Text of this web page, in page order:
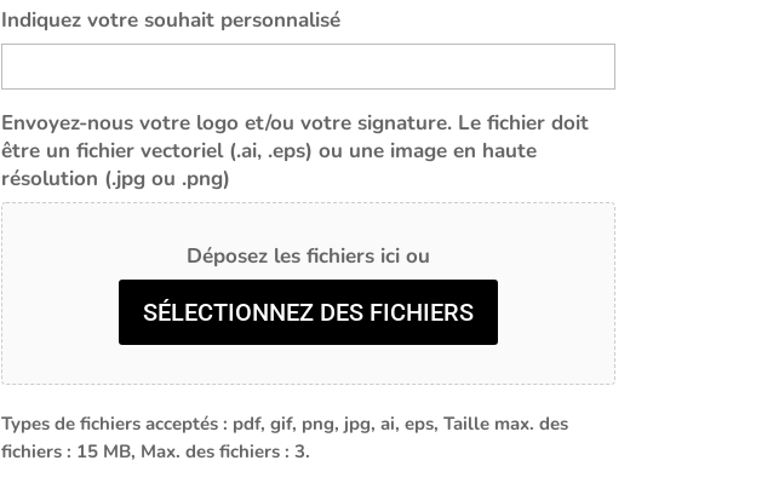
Indiquez votre souhait personnalisé
Envoyez-nous votre logo et/ou votre signature. Le fichier doit
être un fichier vectoriel (.ai, .eps) ou une image en haute
résolution (.jpg ou .png)
Déposez les fichiers ici ou
SÉLECTIONNEZ DES FICHIERS
Types de fichiers acceptés : pdf, gif, png, jpg, ai, eps, Taille max. des
fichiers : 15 MB, Max. des fichiers : 3.